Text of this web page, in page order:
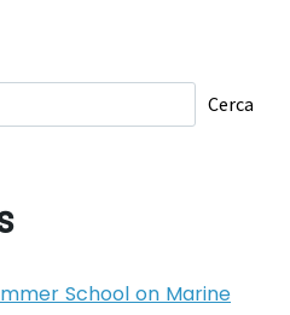
Cerca
School on Marine